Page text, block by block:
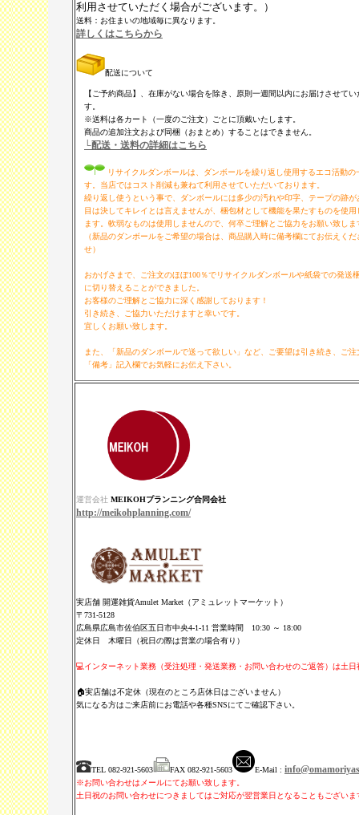
利用させていただく場合がございます。）
送料：お住まいの地域毎に異なります。
詳しくはこちらから
配送について
【ご予約商品】、在庫がない場合を除き、原則一週間以内にお届けさせてい
す。
※送料は各カート（一度のご注文）ごとに頂戴いたします。
商品の追加注文および同梱（おまとめ）することはできません。
└配送・送料の詳細はこちら
リサイクルダンボールは、ダンボールを繰り返し使用するエコ活動の
す。当店ではコスト削減も兼ねて利用させていただいております。
繰り返し使うという事で、ダンボールには多少の汚れや印字、テープの跡が
目は決してキレイとは言えませんが、梱包材として機能を果たすものを使用
ます。軟弱なものは使用しませんので、何卒ご理解とご協力をお願い致しま
（新品のダンボールをご希望の場合は、商品購入時に備考欄にてお伝えくだ
せ）
おかげさまで、ご注文のほぼ100％でリサイクルダンボールや紙袋での発送
に切り替えることができました。
お客様のご理解とご協力に深く感謝しております！
引き続き、ご協力いただけますと幸いです。
宜しくお願い致します。
また、「新品のダンボールで送って欲しい」など、ご要望は引き続き、ご注
「備考」記入欄でお気軽にお伝え下さい。
運営会社 MEIKOHプランニング合同会社
http://meikohplanning.com/
実店舗 開運雑貨Amulet Market（アミュレットマーケット）
〒731-5128
広島県広島市佐伯区五日市中央4-1-11 営業時間 10:30 ～ 18:00
定休日 木曜日（祝日の際は営業の場合有り）
💻インターネット業務（受注処理・発送業務・お問い合わせのご返答）は土
🏠実店舗は不定休（現在のところ店休日はございません）
気になる方はご来店前にお電話や各種SNSにてご確認下さい。
TEL 082-921-5603 FAX 082-921-5603 E-Mail :
※お問い合わせはメールにてお願い致します。
土日祝のお問い合わせにつきましてはご対応が翌営業日となることもござい